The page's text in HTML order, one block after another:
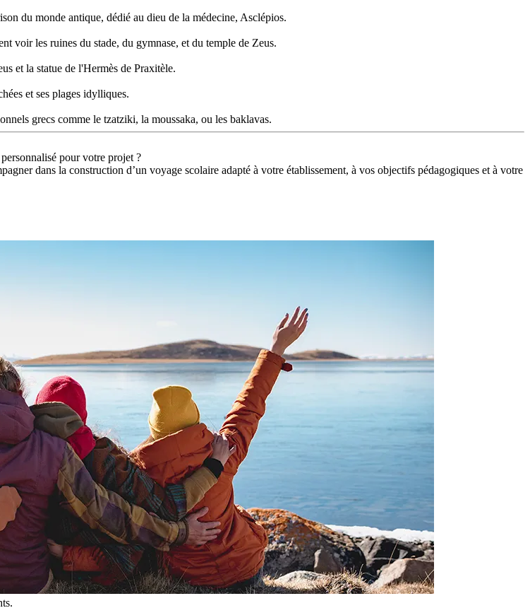
du monde antique, dédié au dieu de la médecine, Asclépios.
voir les ruines du stade, du gymnase, et du temple de Zeus.
et la statue de l'Hermès de Praxitèle.
et ses plages idylliques.
grecs comme le tzatziki, la moussaka, ou les baklavas.
pour votre projet ?
dans la construction d’un voyage scolaire adapté à votre établissement, à vos objectifs pédagogiques et à votre